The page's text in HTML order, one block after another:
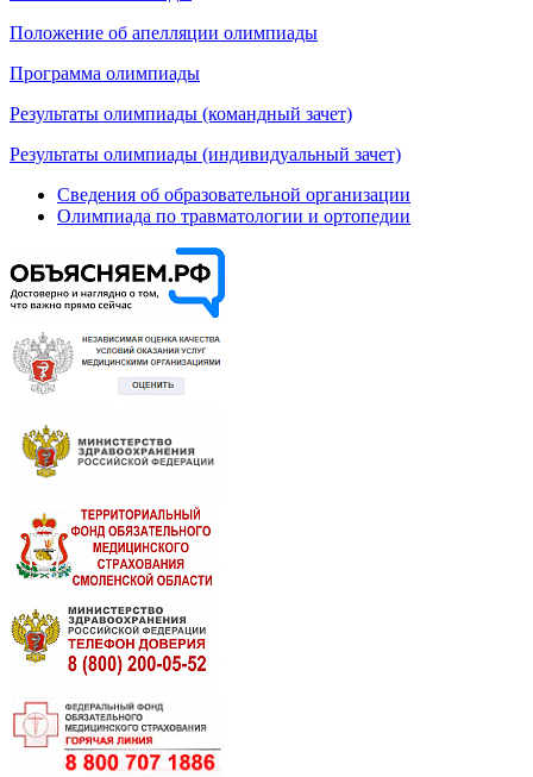
Положение об апелляции олимпиады
Программа олимпиады
Результаты олимпиады (командный зачет)
Результаты олимпиады (индивидуальный зачет)
Сведения об образовательной организации
Олимпиада по травматологии и ортопедии